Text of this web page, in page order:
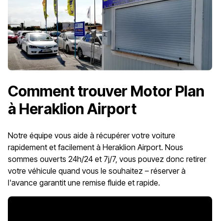
Comment trouver Motor Plan
à Heraklion Airport
Notre équipe vous aide à récupérer votre voiture
rapidement et facilement à Heraklion Airport. Nous
sommes ouverts 24h/24 et 7j/7, vous pouvez donc retirer
votre véhicule quand vous le souhaitez – réserver à
l'avance garantit une remise fluide et rapide.